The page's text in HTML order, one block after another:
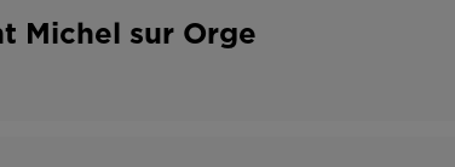
Michel sur Orge